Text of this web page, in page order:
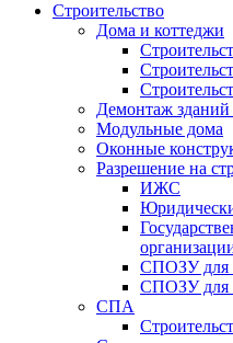
Строительство
Дома и коттеджи
Демонтаж
Модульные дома
Оконные
Разрешение на
ИЖС
СПОЗУ
СПОЗУ для
СПА